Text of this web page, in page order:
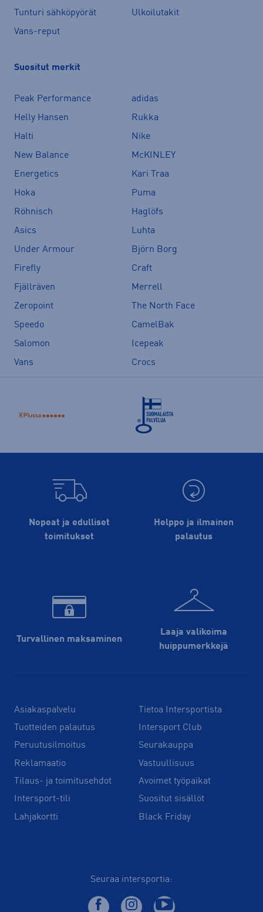
Tunturi sähköpyörät
Ulkoilutakit
Vans-reput
Suositut merkit
Peak Performance
adidas
Helly Hansen
Rukka
Halti
Nike
New Balance
McKINLEY
Energetics
Kari Traa
Hoka
Puma
Röhnisch
Haglöfs
Asics
Luhta
Under Armour
Björn Borg
Firefly
Craft
Fjällräven
Merrell
Zeropoint
The North Face
Speedo
CamelBak
Salomon
Icepeak
Vans
Crocs
Nopeat ja edulliset
toimitukset
Helppo ja ilmainen
palautus
Turvallinen maksaminen
Laaja valikoima
huippu­merkkejä
Asiakaspalvelu
Tuotteiden palautus
Peruutusilmoitus
Reklamaatio
Tilaus- ja toimitusehdot
Intersport-tili
Lahjakortti
Tietoa Intersportista
Intersport Club
Seurakauppa
Vastuullisuus
Avoimet työpaikat
Suositut sisällöt
Black Friday
Seuraa intersportia: